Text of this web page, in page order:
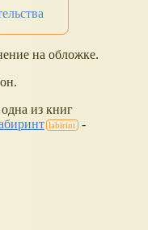
на обложке.
из книг
-